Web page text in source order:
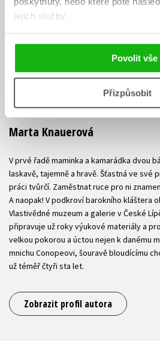
jejich služby.
Povolit vše
Přizpůsobit
Marta Knauerová
V prvé řadě maminka a kamarádka dvou
laskavě, tajemně a hravě. Šťastná ve své
práci tvůrčí. Zaměstnat ruce pro ni
A naopak! V podkroví barokního kláštera
Vlastivědné muzeum a galerie v České
připravuje už roky výukové materiály a
velkou pokorou a úctou nejen k danému
mnichu Conopeovi, šouravě bloudícímu
už téměř čtyři sta let.
Zobrazit profil autora